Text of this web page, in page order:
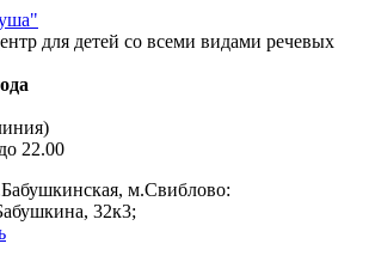
для детей со всеми видами речевых
22.00
м.Свиблово:
32к3;